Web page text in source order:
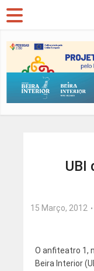
UBI
15 Março, 2012
O anfiteatro 1,
Beira Interior